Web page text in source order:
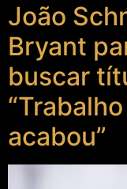
João
Bryant
buscar
acabou”